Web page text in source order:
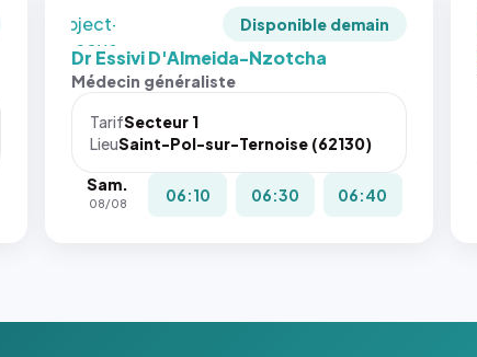
`object-
fit: cover`.
Sans ces
navigateur
pas la
place, et
Disponible demain
Dr Essivi D'Almeida-Nzotcha
Médecin généraliste
TarifSecteur 1
LieuSaint-Pol-sur-Ternoise (62130)
Sam.
08/08 06:10 06:30 06:40